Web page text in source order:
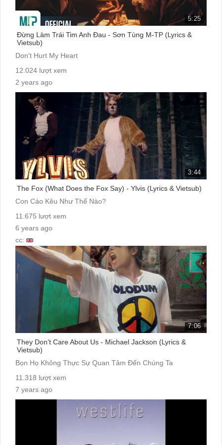
5:25
Đừng Làm Trái Tim Anh Đau - Sơn Tùng M-TP (Lyrics &
Vietsub)
Don't Hurt My Heart
12.024 lượt xem
2 years ago
cc:
3:44
The Fox (What Does the Fox Say) - Ylvis (Lyrics & Vietsub)
Con Cáo Kêu Như Thế Nào?
11.675 lượt xem
6 years ago
cc:
7:06
They Don’t Care About Us - Michael Jackson (Lyrics &
Vietsub)
Bọn Họ Không Thực Sự Quan Tâm Đến Chúng Ta
11.318 lượt xem
7 years ago
cc: